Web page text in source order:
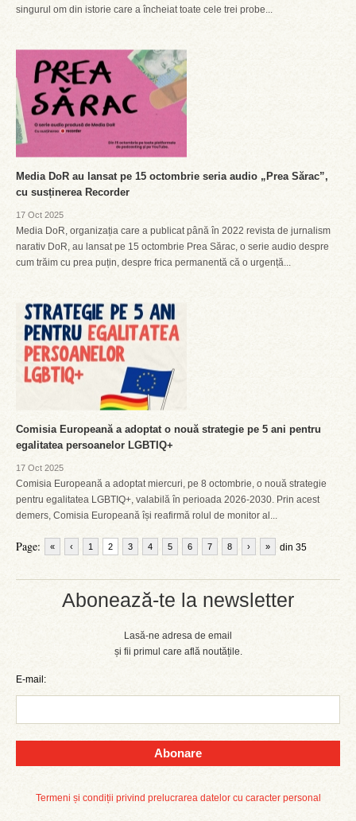
Abonează-te la newsletter
Lasă-ne adresa de email
și fii primul care află noutățile.
E-mail:
Abonare
Termeni și condiții privind prelucrarea datelor cu caracter personal
singurul om din istorie care a încheiat toate cele trei probe...
Media DoR au lansat pe 15 octombrie seria audio „Prea Sărac”,
cu susținerea Recorder
17 Oct 2025
Media DoR, organizația care a publicat până în 2022 revista de jurnalism
narativ DoR, au lansat pe 15 octombrie Prea Sărac, o serie audio despre
cum trăim cu prea puțin, despre frica permanentă că o urgență...
Comisia Europeană a adoptat o nouă strategie pe 5 ani pentru
egalitatea persoanelor LGBTIQ+
17 Oct 2025
Comisia Europeană a adoptat miercuri, pe 8 octombrie, o nouă strategie
pentru egalitatea LGBTIQ+, valabilă în perioada 2026-2030. Prin acest
demers, Comisia Europeană își reafirmă rolul de monitor al...
Page: « ‹ 1 2 3 4 5 6 7 8 din 35
› »